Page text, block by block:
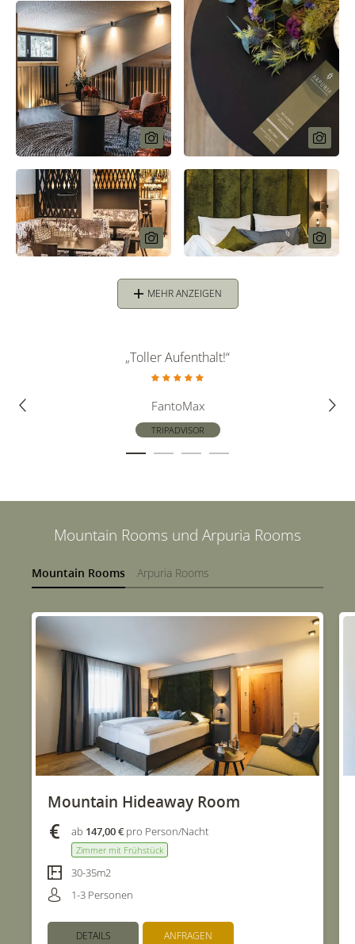
MEHR ANZEIGEN
„Toller Aufenthalt!“
FantoMax
TRIPADVISOR
Mountain Rooms und Arpuria Rooms
Mountain Rooms Arpuria Rooms
Mountain Hideaway Room
ab 147,00 € pro Person/Nacht
Zimmer mit Frühstück
30-35m2
1-3 Personen
DETAILS ANFRAGEN